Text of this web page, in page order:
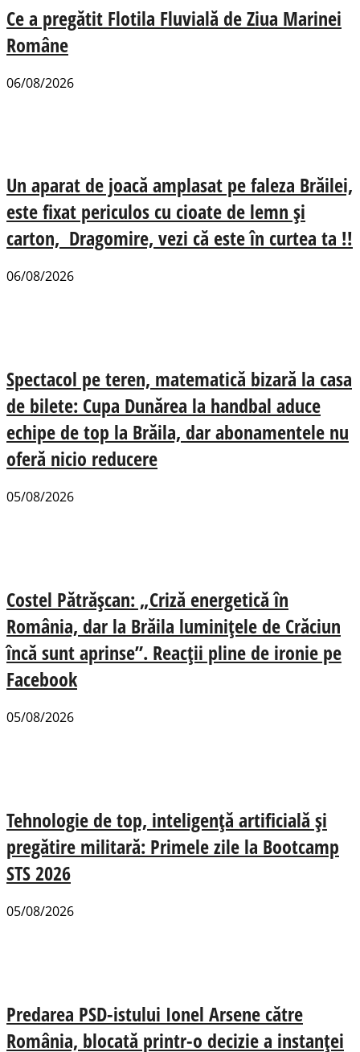
Ce a pregătit Flotila Fluvială de Ziua Marinei
Române
06/08/2026
Un aparat de joacă amplasat pe faleza Brăilei,
este fixat periculos cu cioate de lemn și
carton, Dragomire, vezi că este în curtea ta !!
06/08/2026
Spectacol pe teren, matematică bizară la casa
de bilete: Cupa Dunărea la handbal aduce
echipe de top la Brăila, dar abonamentele nu
oferă nicio reducere
05/08/2026
Costel Pătrășcan: „Criză energetică în
România, dar la Brăila luminițele de Crăciun
încă sunt aprinse”. Reacții pline de ironie pe
Facebook
05/08/2026
Tehnologie de top, inteligență artificială și
pregătire militară: Primele zile la Bootcamp
STS 2026
05/08/2026
Predarea PSD-istului Ionel Arsene către
România, blocată printr-o decizie a instanței